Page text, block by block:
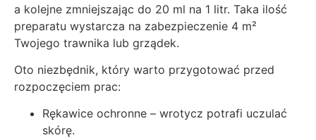
a kolejne zmniejszając do 20 ml na 1 litr. Taka ilość
preparatu wystarcza na zabezpieczenie 4 m²
Twojego trawnika lub grządek.
Oto niezbędnik, który warto przygotować przed
rozpoczęciem prac:
Rękawice ochronne – wrotycz potrafi uczulać
skórę.